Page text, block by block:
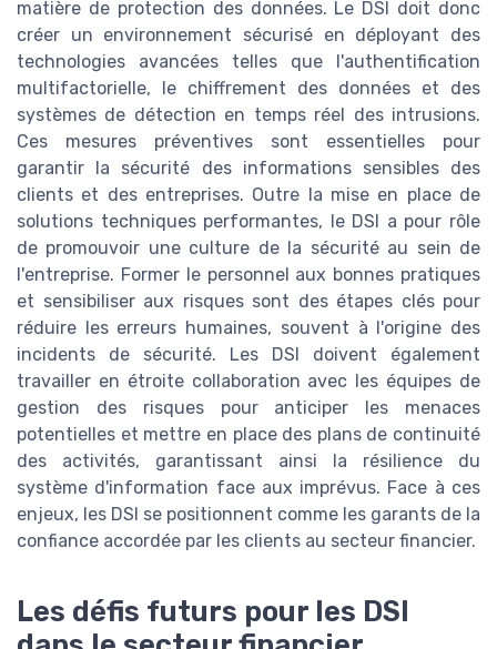
matière de protection des données. Le DSI doit donc
créer un environnement sécurisé en déployant des
technologies avancées telles que l'authentification
multifactorielle, le chiffrement des données et des
systèmes de détection en temps réel des intrusions.
Ces mesures préventives sont essentielles pour
garantir la sécurité des informations sensibles des
clients et des entreprises. Outre la mise en place de
solutions techniques performantes, le DSI a pour rôle
de promouvoir une culture de la sécurité au sein de
l'entreprise. Former le personnel aux bonnes pratiques
et sensibiliser aux risques sont des étapes clés pour
réduire les erreurs humaines, souvent à l'origine des
incidents de sécurité. Les DSI doivent également
travailler en étroite collaboration avec les équipes de
gestion des risques pour anticiper les menaces
potentielles et mettre en place des plans de continuité
des activités, garantissant ainsi la résilience du
système d'information face aux imprévus. Face à ces
enjeux, les DSI se positionnent comme les garants de la
confiance accordée par les clients au secteur financier.
Les défis futurs pour les DSI